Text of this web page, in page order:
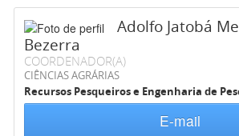
Adolfo Jatobá
Bezerra
COORDENADOR(A)
CIÊNCIAS AGRÁRIAS
Recursos Pesqueiros e Engenharia de
E-mail